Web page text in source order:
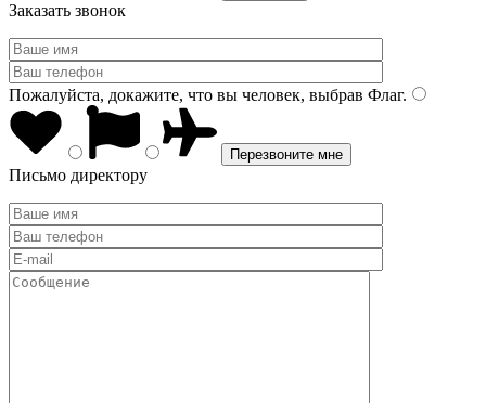
Заказать звонок
Пожалуйста, докажите, что вы человек, выбрав Флаг.
Письмо директору